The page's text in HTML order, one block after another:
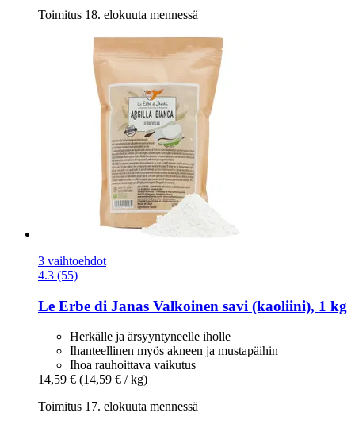
Toimitus 18. elokuuta mennessä
3 vaihtoehdot
4.3 (55)
Le Erbe di Janas Valkoinen savi (kaoliini), 1 kg
Herkälle ja ärsyyntyneelle iholle
Ihanteellinen myös akneen ja mustapäihin
Ihoa rauhoittava vaikutus
14,59 € (14,59 € / kg)
Toimitus 17. elokuuta mennessä